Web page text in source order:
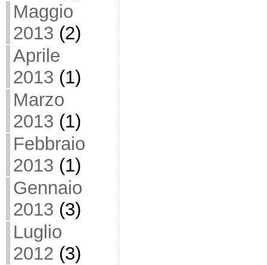
Maggio
2013 (2)
Aprile
2013 (1)
Marzo
2013 (1)
Febbraio
2013 (1)
Gennaio
2013 (3)
Luglio
2012 (3)